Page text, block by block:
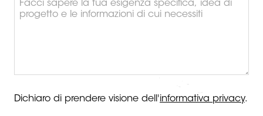
Dichiaro di prendere visione dell'informativa privacy.